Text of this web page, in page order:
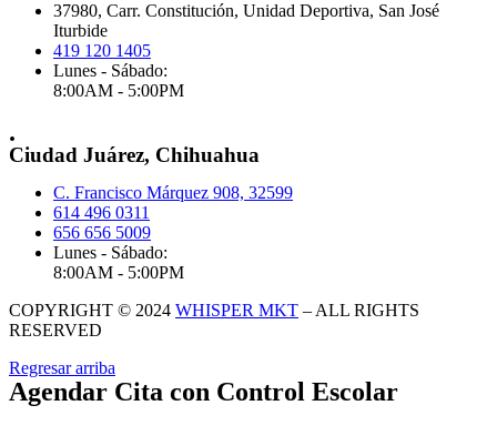
37980, Carr. Constitución, Unidad Deportiva, San José
Iturbide
419 120 1405
Lunes - Sábado:
8:00AM - 5:00PM
.
Ciudad Juárez, Chihuahua
C. Francisco Márquez 908, 32599
614 496 0311
656 656 5009
Lunes - Sábado:
8:00AM - 5:00PM
COPYRIGHT © 2024 WHISPER MKT – ALL RIGHTS
RESERVED
Regresar arriba
Agendar Cita con Control Escolar